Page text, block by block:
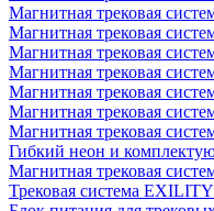
Магнитная трековая
Магнитная трековая
Магнитная трековая
Магнитная трековая
Магнитная трековая
Магнитная трековая
Магнитная трековая
Гибкий неон и
Магнитная трековая
Трековая система